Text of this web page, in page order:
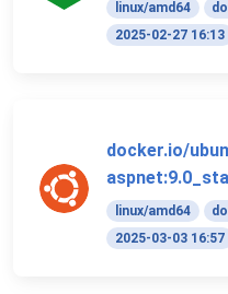
linux/amd64
2025-02-27 16:13
docker.io/
linux/amd64
2025-03-03 16:57